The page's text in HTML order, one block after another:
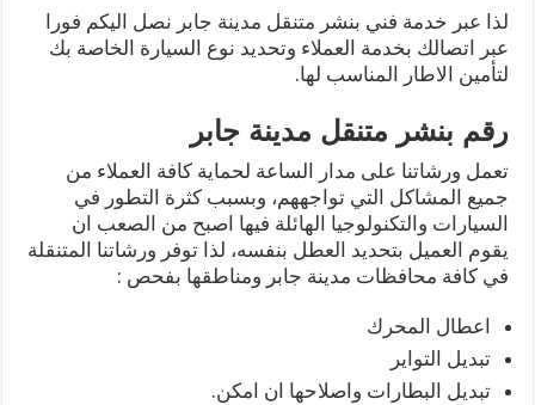
لذا عبر خدمة فني بنشر متنقل مدينة جابر نصل اليكم فورا
عبر اتصالك بخدمة العملاء وتحديد نوع السيارة الخاصة بك
لتأمين الاطار المناسب لها.
رقم بنشر متنقل مدينة جابر
تعمل ورشاتنا على مدار الساعة لحماية كافة العملاء من
جميع المشاكل التي تواجههم، وبسبب كثرة التطور في
السيارات والتكنولوجيا الهائلة فيها اصبح من الصعب ان
يقوم العميل بتحديد العطل بنفسه، لذا توفر ورشاتنا المتنقلة
في كافة محافظات مدينة جابر ومناطقها بفحص :
اعطال المحرك
تبديل التواير
تبديل البطارات واصلاحها ان امكن.